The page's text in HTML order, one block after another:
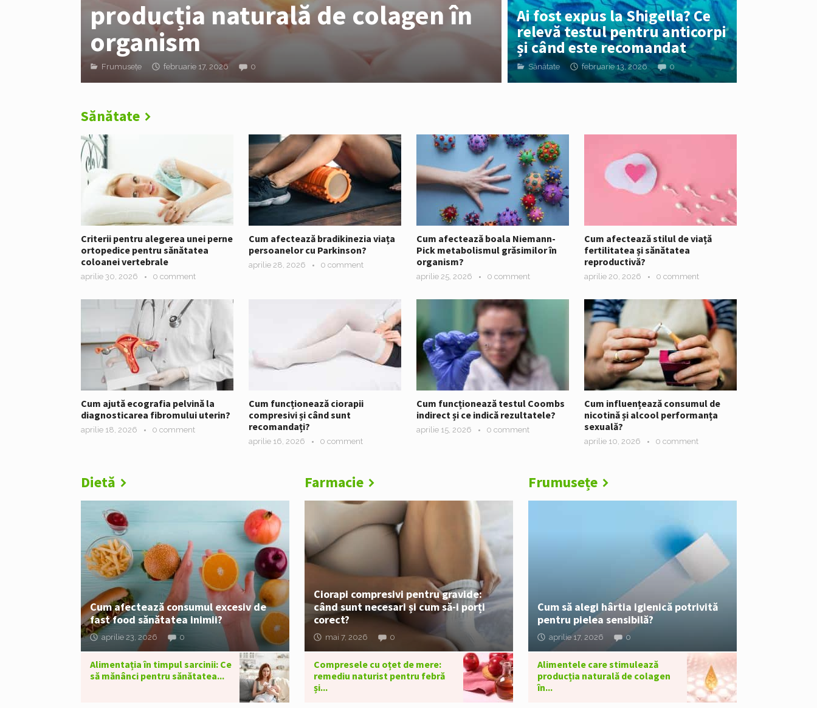
producția naturală de colagen în
organism
Frumusețe februarie 17, 2026 0
Ai fost expus la Shigella? Ce
relevă testul pentru anticorpi
și când este recomandat
Sănătate februarie 13, 2026 0
Sănătate
Criterii pentru alegerea unei perne
ortopedice pentru sănătatea
coloanei vertebrale
aprilie 30, 2026 0 comment
Cum afectează bradikinezia viața
persoanelor cu Parkinson?
aprilie 28, 2026 0 comment
Cum afectează boala Niemann-
Pick metabolismul grăsimilor în
organism?
aprilie 25, 2026 0 comment
Cum afectează stilul de viață
fertilitatea și sănătatea
reproductivă?
aprilie 20, 2026 0 comment
Cum ajută ecografia pelvină la
diagnosticarea fibromului uterin?
aprilie 18, 2026 0 comment
Cum funcționează ciorapii
compresivi și când sunt
recomandați?
aprilie 16, 2026 0 comment
Cum funcționează testul Coombs
indirect și ce indică rezultatele?
aprilie 15, 2026 0 comment
Cum influențează consumul de
nicotină și alcool performanța
sexuală?
aprilie 10, 2026 0 comment
Dietă
Cum afectează consumul excesiv de
fast food sănătatea inimii?
aprilie 23, 2026 0
Alimentația în timpul sarcinii: Ce
să mănânci pentru sănătatea...
Farmacie
Ciorapi compresivi pentru gravide:
când sunt necesari și cum să-i porți
corect?
mai 7, 2026 0
Compresele cu oțet de mere:
remediu naturist pentru febră
și...
Frumusețe
Cum să alegi hârtia igienică potrivită
pentru pielea sensibilă?
aprilie 17, 2026 0
Alimentele care stimulează
producția naturală de colagen
în...